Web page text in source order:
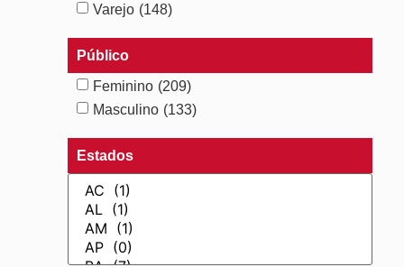
Varejo (148)
Público
Feminino (209)
Masculino (133)
Estados